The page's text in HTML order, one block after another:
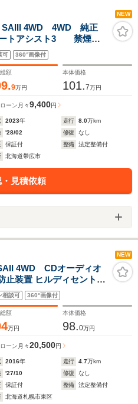
NEW
SAIII 4WD 4WD 純正
トアシスト3 禁煙
スマートキー LEDヘ
ミ オートハイビーム
可 360°画像付
額
9万円
本体価格
101.7万円
ーン 月々9,400円
2023年 走行 8.0万km
'28/02 修復
なし
保証付 整備
法定整備付
北海道帯広市
見積依頼
NEW
4WD CDオーディオ
止装置 ヒルディセントコ
スマートキー ルーフ部
相談可 360°画像付
額
万円
本体価格
98.0万円
ーン 月々20,500円
2016年 走行 4.7万km
'27/10 修復
なし
保証付 整備
法定整備付
北海道札幌市東区